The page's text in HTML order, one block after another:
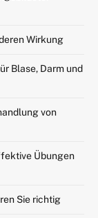
Wirkung
Blase, Darm und
von
Übungen
Sie richtig